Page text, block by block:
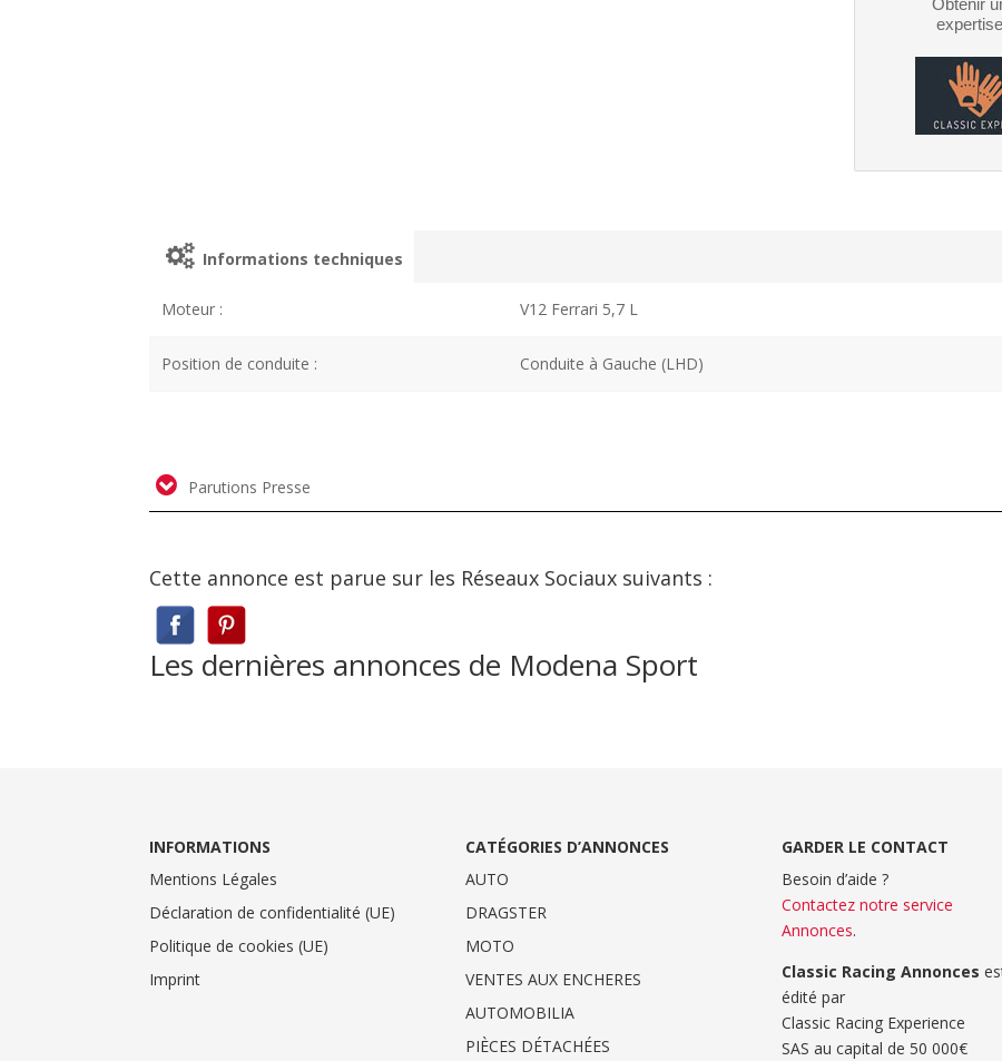
Informations techniques
Moteur : V12 Ferrari 5,7 L
Position de conduite : Conduite à Gauche (LHD)
Parutions Presse
Cette annonce est parue sur les Réseaux Sociaux suivants :
Les dernières annonces de Modena Sport
INFORMATIONS
Mentions Légales
Déclaration de confidentialité (UE)
Politique de cookies (UE)
Imprint
CATÉGORIES D’ANNONCES
AUTO
DRAGSTER
MOTO
VENTES AUX ENCHERES
AUTOMOBILIA
PIÈCES DÉTACHÉES
GARDER LE CONTACT
Besoin d’aide ?
Contactez notre service
Annonces.
Classic Racing Annonces
édité par
Classic Racing Experience
SAS au capital de 50 000€